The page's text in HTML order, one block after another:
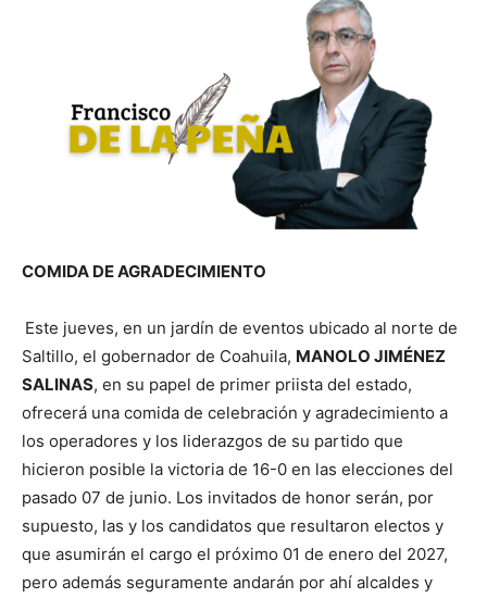
COMIDA DE AGRADECIMIENTO
Este jueves, en un jardín de eventos ubicado al norte de
Saltillo, el gobernador de Coahuila, MANOLO JIMÉNEZ
SALINAS, en su papel de primer priista del estado,
ofrecerá una comida de celebración y agradecimiento a
los operadores y los liderazgos de su partido que
hicieron posible la victoria de 16-0 en las elecciones del
pasado 07 de junio. Los invitados de honor serán, por
supuesto, las y los candidatos que resultaron electos y
que asumirán el cargo el próximo 01 de enero del 2027,
pero además seguramente andarán por ahí alcaldes y